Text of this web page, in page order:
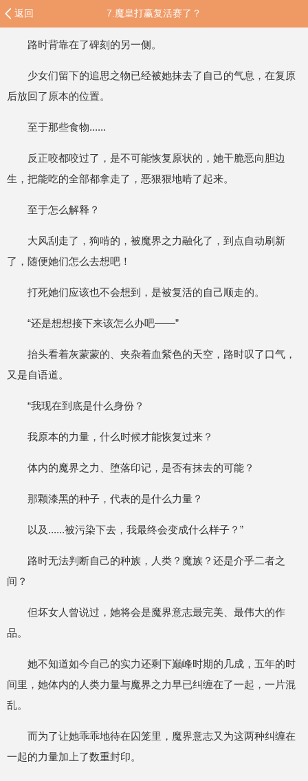
返回 7.魔皇打赢复活赛了？
路时背靠在了碑刻的另一侧。
少女们留下的追思之物已经被她抹去了自己的气息，在复原
后放回了原本的位置。
至于那些食物......
反正咬都咬过了，是不可能恢复原状的，她干脆恶向胆边
生，把能吃的全部都拿走了，恶狠狠地啃了起来。
至于怎么解释？
大风刮走了，狗啃的，被魔界之力融化了，到点自动刷新
了，随便她们怎么去想吧！
打死她们应该也不会想到，是被复活的自己顺走的。
“还是想想接下来该怎么办吧——”
抬头看着灰蒙蒙的、夹杂着血紫色的天空，路时叹了口气，
又是自语道。
“我现在到底是什么身份？
我原本的力量，什么时候才能恢复过来？
体内的魔界之力、堕落印记，是否有抹去的可能？
那颗漆黑的种子，代表的是什么力量？
以及......被污染下去，我最终会变成什么样子？”
路时无法判断自己的种族，人类？魔族？还是介乎二者之
间？
但坏女人曾说过，她将会是魔界意志最完美、最伟大的作
品。
她不知道如今自己的实力还剩下巅峰时期的几成，五年的时
间里，她体内的人类力量与魔界之力早已纠缠在了一起，一片混
乱。
而为了让她乖乖地待在囚笼里，魔界意志又为这两种纠缠在
一起的力量加上了数重封印。